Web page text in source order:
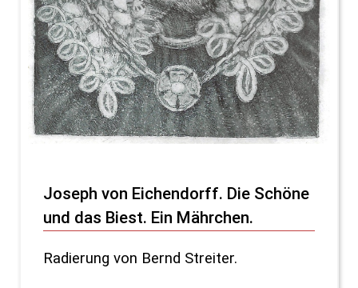
Joseph von Eichendorff. Die Schöne
und das Biest. Ein Mährchen.
Radierung von Bernd Streiter.